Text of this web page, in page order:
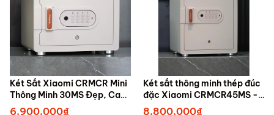
Két Sắt Xiaomi CRMCR Mini
Thông Minh 30MS Đẹp, Cao
Cấp
6.900.000₫
Két sắt thông minh thép đúc
đặc Xiaomi CRMCR45MS -
Khóa vân tay điện tử định
8.800.000₫